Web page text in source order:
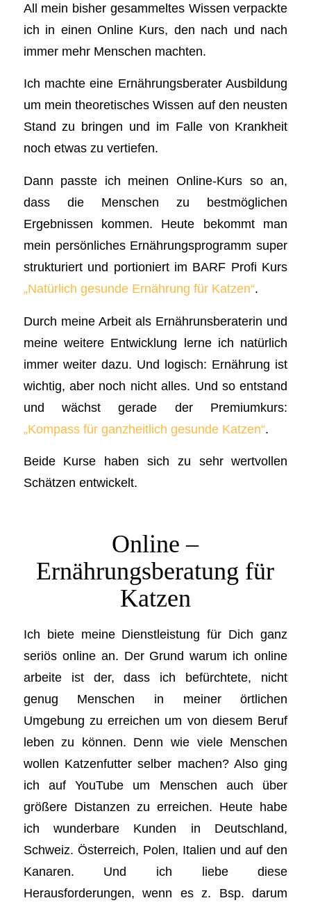
All mein bisher gesammeltes Wissen verpackte
ich in einen Online Kurs, den nach und nach
immer mehr Menschen machten.
Ich machte eine Ernährungsberater Ausbildung
um mein theoretisches Wissen auf den neusten
Stand zu bringen und im Falle von Krankheit
noch etwas zu vertiefen.
Dann passte ich meinen Online-Kurs so an,
dass die Menschen zu bestmöglichen
Ergebnissen kommen. Heute bekommt man
mein persönliches Ernährungsprogramm super
strukturiert und portioniert im BARF Profi Kurs
„Natürlich gesunde Ernährung für Katzen“.
Durch meine Arbeit als Ernährunsberaterin und
meine weitere Entwicklung lerne ich natürlich
immer weiter dazu. Und logisch: Ernährung ist
wichtig, aber noch nicht alles. Und so entstand
und wächst gerade der Premiumkurs:
„Kompass für ganzheitlich gesunde Katzen“.
Beide Kurse haben sich zu sehr wertvollen
Schätzen entwickelt.
Online –
Ernährungsberatung für
Katzen
Ich biete meine Dienstleistung für Dich ganz
seriös online an. Der Grund warum ich online
arbeite ist der, dass ich befürchtete, nicht
genug Menschen in meiner örtlichen
Umgebung zu erreichen um von diesem Beruf
leben zu können. Denn wie viele Menschen
wollen Katzenfutter selber machen? Also ging
ich auf YouTube um Menschen auch über
größere Distanzen zu erreichen. Heute habe
ich wunderbare Kunden in Deutschland,
Schweiz. Österreich, Polen, Italien und auf den
Kanaren. Und ich liebe diese
Herausforderungen, wenn es z. Bsp. darum